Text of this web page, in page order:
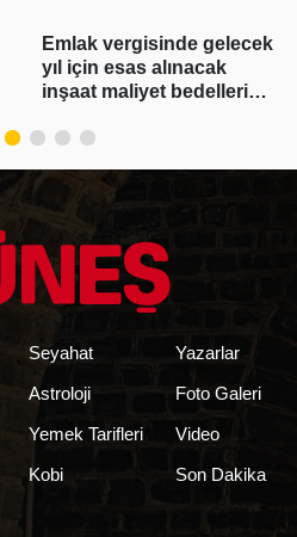
Emlak vergisinde gelecek
yıl için esas alınacak
inşaat maliyet bedelleri
Seyahat
Astroloji
Yemek Tarifleri
Kobi
Yazarlar
Foto Galeri
Video
Son Dakika